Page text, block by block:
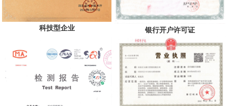
科技型企业 银行开户许可证